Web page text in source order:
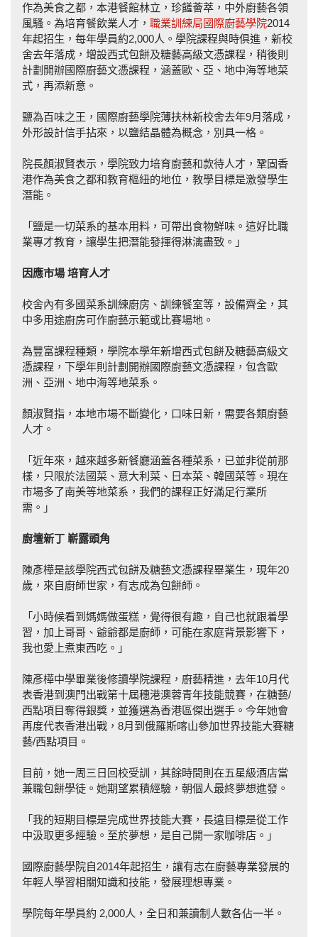
作為美食之都，本港餐館林立，珍饈薈萃，中外廚藝各領
風騷。為培育餐飲業人才， 職業訓練局國際廚藝學院2014
年起招生，每年學員約2,000人。學院課程與時俱進，新校
舍去年落成，增設西式包餅及糖藝高級文憑課程，稍後則
計劃開辦國際廚藝文憑課程，涵蓋歐、亞、地中海等地菜
式，再添新意。
鹽為百味之王，國際廚藝學院薄扶林新校舍去年9月落成，
外形設計信手拈來，以鹽結晶體為概念，別具一格。
院長顏淑賢表示，學院致力培育廚藝和款待人才，鞏固香
港作為美食之都和教育樞紐的地位，教學目標是激發學生
潛能。
「鹽是一切菜系的基本用料，可帶出食物鮮味。這好比職
業專才教育，讓學生把潛能發揮得淋漓盡致。」
因應市場 培育人才
校舍內有多國菜系訓練廚房、訓練餐室等，設備齊全，其
中多用途廚房可作廚藝示範或比賽場地。
為豐富課程種類，學院本學年新增西式包餅及糖藝高級文
憑課程，下學年則計劃開辦國際廚藝文憑課程，包含歐
洲、亞洲、地中海等地菜系。
顏淑賢指，本地市場不斷變化，口味日新，需要各類廚藝
人才。
「近年來，越來越多新餐廳涵蓋各種菜系，已並非從前那
樣，只限於法國菜、意大利菜、日本菜、韓國菜等。現在
市場多了南美等地菜系，我們的課程正好滿足行業所
需。」
廚壇新丁 嶄露頭角
陳彥樺是該學院西式包餅及糖藝文憑課程畢業生，現年20
歲，來自廚師世家，有志成為包餅師。
「小時候看到媽媽做蛋糕，覺得很有趣，自己也就跟着學
習，加上哥哥、爺爺都是廚師，可能在家庭背景影響下，
我也愛上煮東西吃。」
陳彥樺中學畢業後修讀學院課程，廚藝精進，去年10月代
表香港到澳門出戰第十屆穗港澳蓉青年技能競賽，在糖藝/
西點項目奪得銀獎，並獲選為香港區傑出選手。今年她會
再度代表香港出戰，8月到俄羅斯喀山參加世界技能大賽糖
藝/西點項目。
目前，她一周三日回校受訓，其餘時間則在五星級酒店當
兼職包餅學徒。她期望累積經驗，朝個人最終夢想進發。
「我的短期目標是完成世界技能大賽，長遠目標是從工作
中汲取更多經驗。至於夢想，是自己開一家咖啡店。」
國際廚藝學院自2014年起招生，讓有志在廚藝專業發展的
年輕人學習相關知識和技能，發展理想專業。
學院每年學員約 2,000人，全日和兼讀制人數各佔一半。